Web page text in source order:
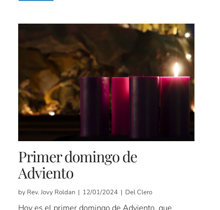
Primer domingo de
Adviento
by Rev. Jovy Roldan | 12/01/2024 | Del Clero